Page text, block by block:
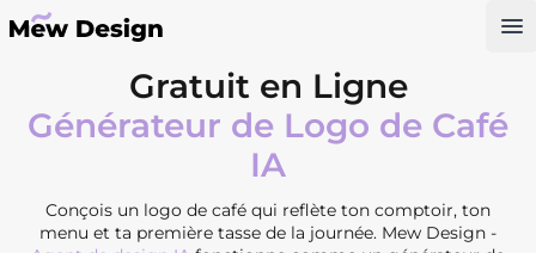
Gratuit en Ligne
Générateur de Logo de Café
IA
Conçois un logo de café qui reflète ton comptoir, ton
menu et ta première tasse de la journée. Mew Design -